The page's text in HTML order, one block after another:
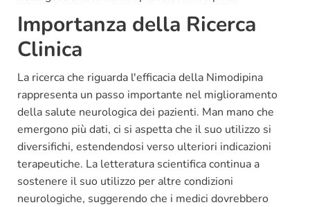
Importanza della Ricerca
Clinica
La ricerca che riguarda l'efficacia della Nimodipina
rappresenta un passo importante nel miglioramento
della salute neurologica dei pazienti. Man mano che
emergono più dati, ci si aspetta che il suo utilizzo si
diversifichi, estendendosi verso ulteriori indicazioni
terapeutiche. La letteratura scientifica continua a
sostenere il suo utilizzo per altre condizioni
neurologiche, suggerendo che i medici dovrebbero